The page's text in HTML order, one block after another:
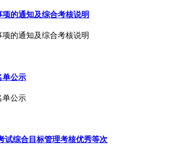
的通知及综合考核说明
的通知及综合考核说明
单公示
单公示
试综合目标管理考核优秀等次